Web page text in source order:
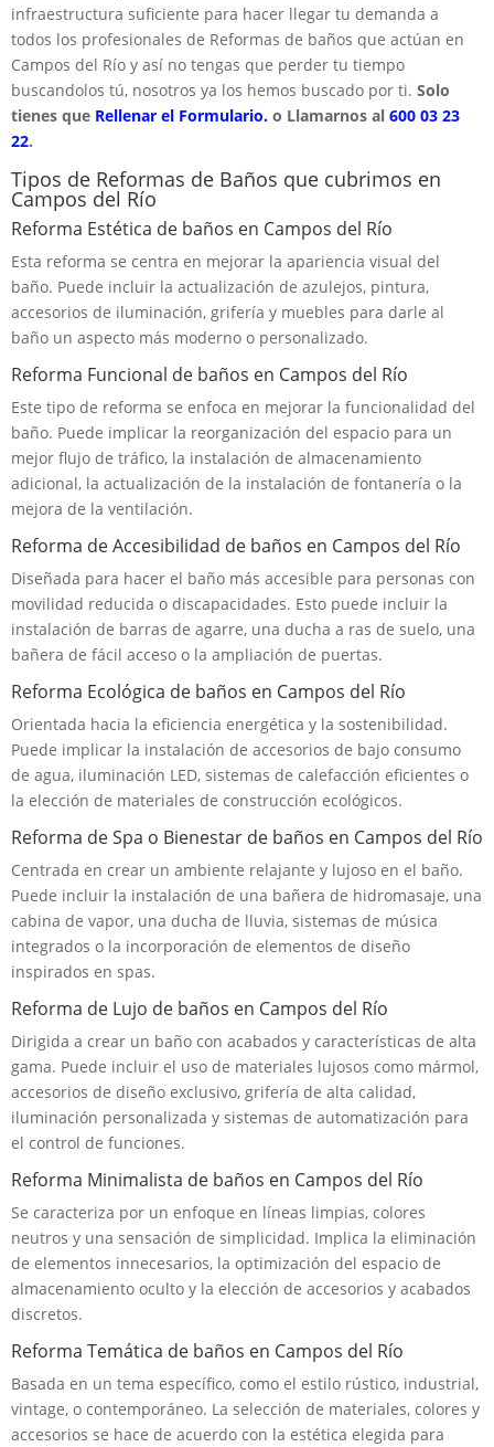
infraestructura suficiente para hacer llegar tu demanda a
todos los profesionales de Reformas de baños que actúan en
Campos del Río y así no tengas que perder tu tiempo
buscandolos tú, nosotros ya los hemos buscado por ti. Solo
tienes que Rellenar el Formulario. o Llamarnos al 600 03 23
22.
Tipos de Reformas de Baños que cubrimos en
Campos del Río
Reforma Estética de baños en Campos del Río
Esta reforma se centra en mejorar la apariencia visual del
baño. Puede incluir la actualización de azulejos, pintura,
accesorios de iluminación, grifería y muebles para darle al
baño un aspecto más moderno o personalizado.
Reforma Funcional de baños en Campos del Río
Este tipo de reforma se enfoca en mejorar la funcionalidad del
baño. Puede implicar la reorganización del espacio para un
mejor flujo de tráfico, la instalación de almacenamiento
adicional, la actualización de la instalación de fontanería o la
mejora de la ventilación.
Reforma de Accesibilidad de baños en Campos del Río
Diseñada para hacer el baño más accesible para personas con
movilidad reducida o discapacidades. Esto puede incluir la
instalación de barras de agarre, una ducha a ras de suelo, una
bañera de fácil acceso o la ampliación de puertas.
Reforma Ecológica de baños en Campos del Río
Orientada hacia la eficiencia energética y la sostenibilidad.
Puede implicar la instalación de accesorios de bajo consumo
de agua, iluminación LED, sistemas de calefacción eficientes o
la elección de materiales de construcción ecológicos.
Reforma de Spa o Bienestar de baños en Campos del Río
Centrada en crear un ambiente relajante y lujoso en el baño.
Puede incluir la instalación de una bañera de hidromasaje, una
cabina de vapor, una ducha de lluvia, sistemas de música
integrados o la incorporación de elementos de diseño
inspirados en spas.
Reforma de Lujo de baños en Campos del Río
Dirigida a crear un baño con acabados y características de alta
gama. Puede incluir el uso de materiales lujosos como mármol,
accesorios de diseño exclusivo, grifería de alta calidad,
iluminación personalizada y sistemas de automatización para
el control de funciones.
Reforma Minimalista de baños en Campos del Río
Se caracteriza por un enfoque en líneas limpias, colores
neutros y una sensación de simplicidad. Implica la eliminación
de elementos innecesarios, la optimización del espacio de
almacenamiento oculto y la elección de accesorios y acabados
discretos.
Reforma Temática de baños en Campos del Río
Basada en un tema específico, como el estilo rústico, industrial,
vintage, o contemporáneo. La selección de materiales, colores y
accesorios se hace de acuerdo con la estética elegida para